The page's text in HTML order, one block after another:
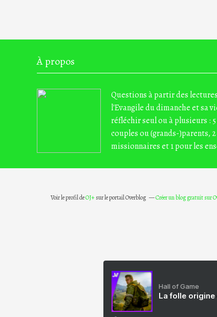
À propos
Questions à partir des
l'Evangile du dimanche et sa
réfléchir seul ou à plusieurs :
couples ou (grands-)parents,
missionnaires et 1 pour les
Voir le profil deOJ+sur le portail Overblog Créer un blog gratuit sur
Hall of Game
La folle